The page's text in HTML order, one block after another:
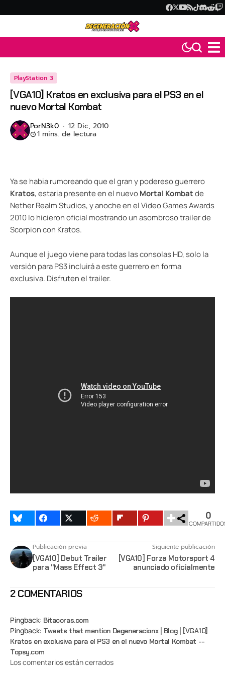
PlayStation 3
[VGA10] Kratos en exclusiva para el PS3 en el
nuevo Mortal Kombat
PorN3k0 12 Dic, 2010
1 mins. de lectura
Ya se habia rumoreando que el gran y podereso guerrero
Kratos, estaria presente en el nuevoMortal Kombatde
Nether Realm Studios, y anoche en el Video Games Awards
2010 lo hicieron oficial mostrando un asombroso trailer de
Scorpion con Kratos.
Aunque el juego viene para todas las consolas HD, solo la
versión para PS3 incluirá a este guerrero en forma
exclusiva. Disfruten el trailer.
0
Publicación previa
[VGA10] Debut Trailer
para "Mass Effect 3"
Siguiente publicación
[VGA10] Forza Motorsport 4
anunciado oficialmente
2 COMENTARIOS
Pingback: Bitacoras.com
Pingback: Tweets that mention Degeneracionx | Blog | [VGA10]
Kratos en exclusiva para el PS3 en el nuevo Mortal Kombat --
Topsy.com
Los comentarios están cerrados